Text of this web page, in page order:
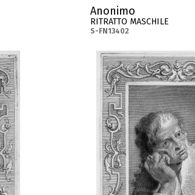
Anonimo
RITRATTO MASCHILE
S-FN13402